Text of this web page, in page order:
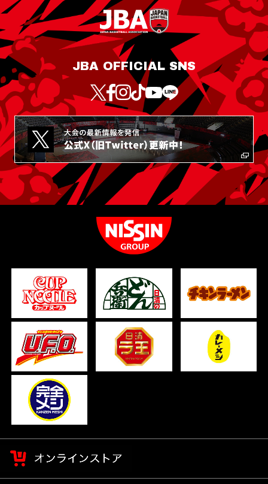
JBA OFFICIAL SNS